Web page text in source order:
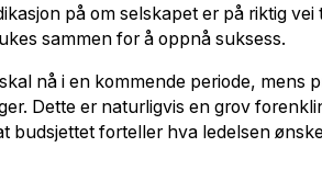
på om selskapet er på riktig
sammen for å oppnå suksess.
nå i en kommende periode, mens
Dette er naturligvis en grov
forteller hva ledelsen